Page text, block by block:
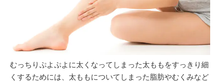
むっちりぷよぷよに太くなってしまった太ももをすっきり細
くするためには、太ももについてしまった脂肪やむくみなど